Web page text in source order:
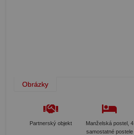
Obrázky
Partnerský objekt
Manželská postel, 4
samostatné postele